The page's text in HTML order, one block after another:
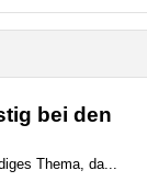
bei den
Thema, da...